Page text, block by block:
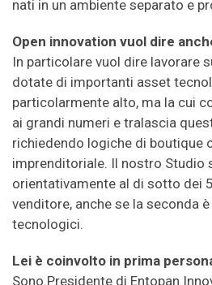
nati in un ambiente separato e
Open innovation vuol dire
In particolare vuol dire lavorare
dotate di importanti asset
particolarmente alto, ma la cui
ai grandi numeri e tralascia
richiedendo logiche di boutique
imprenditoriale. Il nostro Studio
orientativamente al di sotto dei
venditore, anche se la seconda
tecnologici.
Lei è coinvolto in prima
Sono Presidente di Entopan